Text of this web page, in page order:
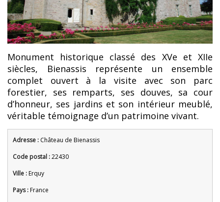
Monument historique classé des XVe et XIIe
siècles, Bienassis représente un ensemble
complet ouvert à la visite avec son parc
forestier, ses remparts, ses douves, sa cour
d’honneur, ses jardins et son intérieur meublé,
véritable témoignage d’un patrimoine vivant.
Adresse : Château de Bienassis
Code postal :22430
Ville :Erquy
Pays :France